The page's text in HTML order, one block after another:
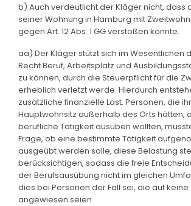
b) Auch verdeutlicht der Kläger nicht, dass
seiner Wohnung in Hamburg mit
gegen Art. 12 Abs. 1 GG verstoßen könnte.
aa) Der Kläger stützt sich im Wesentlichen
Recht Beruf, Arbeitsplatz und
zu können, durch die Steuerpflicht für die
erheblich verletzt werde. Hierdurch
zusätzliche finanzielle Last. Personen, die
Hauptwohnsitz außerhalb des Orts hätten,
berufliche Tätigkeit ausüben wollten,
Frage, ob eine bestimmte Tätigkeit
ausgeübt werden solle, diese Belastung
berücksichtigen, sodass die freie
der Berufsausübung nicht im gleichen
dies bei Personen der Fall sei, die auf
angewiesen seien.